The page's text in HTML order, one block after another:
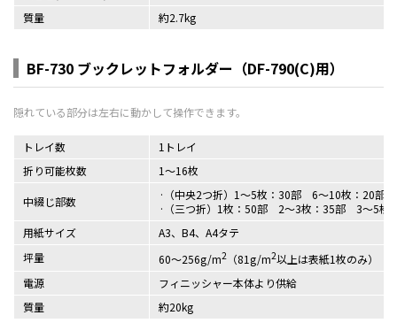
質量
約2.7kg
BF-730 ブックレットフォルダー（DF-790(C)用）
トレイ数
1トレイ
折り可能枚数
1～16枚
中綴じ部数
（中央2つ折）1～5枚：30部 6～10枚：20部
（三つ折）1枚：50部 2～3枚：35部 3～5枚
用紙サイズ
A3、B4、A4タテ
坪量
60～256g/m2 （81g/m2以上は表紙1枚のみ）
電源
フィニッシャー本体より供給
質量
約20kg